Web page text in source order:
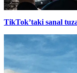
TikTok’taki sanal